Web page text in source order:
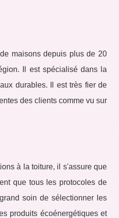
maisons depuis plus de 20
Il est spécialisé dans la
durables. Il est très fier de
des clients comme vu sur
à la toiture, il s'assure que
que tous les protocoles de
soin de sélectionner les
produits écoénergétiques et